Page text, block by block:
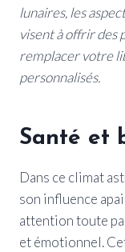
lunaires, les
visent à offrir des
remplacer votre
personnalisés.
Santé et
Dans ce climat
son influence
attention toute
et émotionnel.